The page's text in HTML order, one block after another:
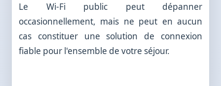
Le Wi-Fi public peut dépanner
occasionnellement, mais ne peut en aucun
cas constituer une solution de connexion
fiable pour l'ensemble de votre séjour.